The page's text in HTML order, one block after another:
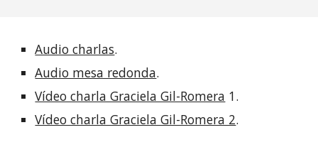
Audio charlas.
Audio mesa redonda.
Vídeo charla Graciela Gil-Romera 1.
Vídeo charla Graciela Gil-Romera 2.